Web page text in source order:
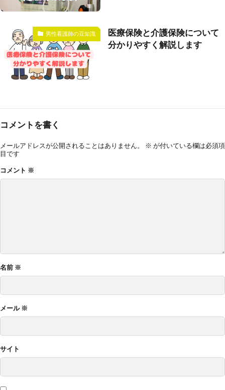
男性看護師の豆知識
医療保険と介護保険について
分かりやすく解説します
コメントを書く
メールアドレスが公開されることはありません。 ※ が付いている欄は必須項
目です
コメント ※
名前 ※
メール ※
サイト